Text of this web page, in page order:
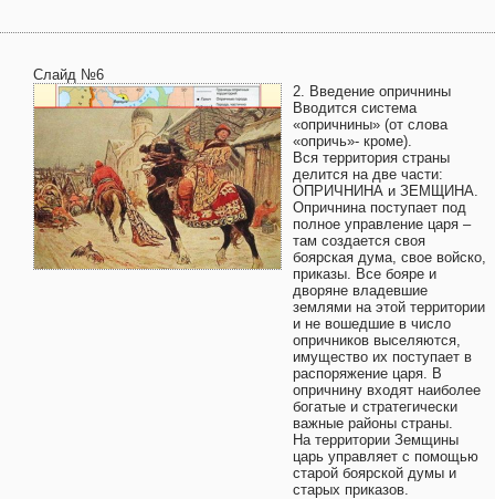
Слайд №6
2. Введение опричнины
Вводится система
«опричнины» (от слова
«опричь»- кроме).
Вся территория страны
делится на две части:
ОПРИЧНИНА и ЗЕМЩИНА.
Опричнина поступает под
полное управление царя –
там создается своя
боярская дума, свое войско,
приказы. Все бояре и
дворяне владевшие
землями на этой территории
и не вошедшие в число
опричников выселяются,
имущество их поступает в
распоряжение царя. В
опричнину входят наиболее
богатые и стратегически
важные районы страны.
На территории Земщины
царь управляет с помощью
старой боярской думы и
старых приказов.